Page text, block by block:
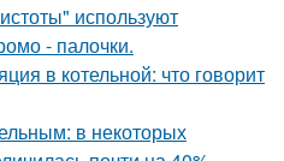
используют
- палочки.
в котельной: что говорит
в некоторых